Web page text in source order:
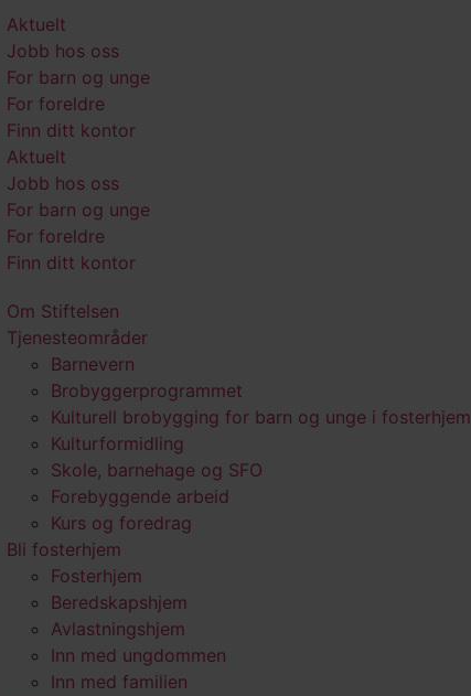
Aktuelt
Jobb hos oss
For barn og unge
For foreldre
Finn ditt kontor
Aktuelt
Jobb hos oss
For barn og unge
For foreldre
Finn ditt kontor
Om Stiftelsen
Tjenesteområder
Barnevern
Brobyggerprogrammet
Kulturell brobygging for barn og unge i fosterhjem
Kulturformidling
Skole, barnehage og SFO
Forebyggende arbeid
Kurs og foredrag
Bli fosterhjem
Fosterhjem
Beredskapshjem
Avlastningshjem
Inn med ungdommen
Inn med familien